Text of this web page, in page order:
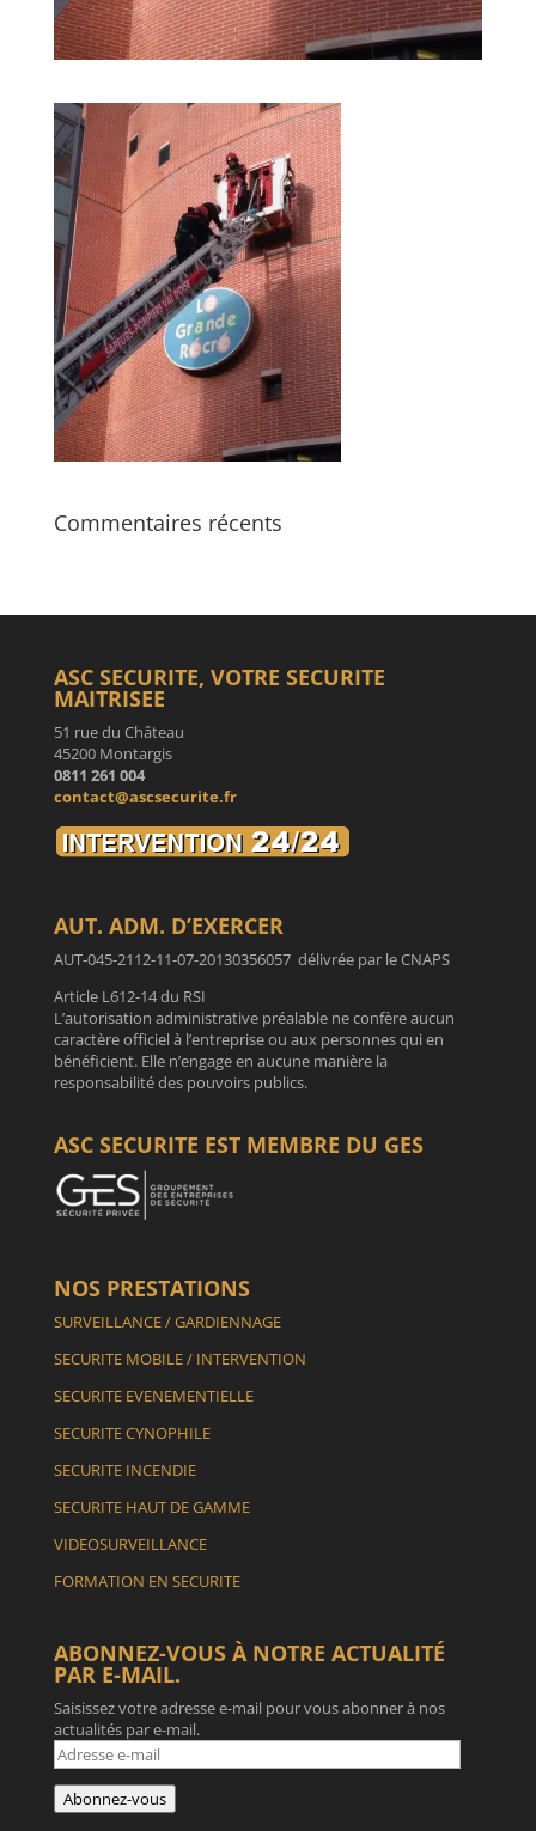
Commentaires récents
ASC SECURITE, VOTRE SECURITE
MAITRISEE
51 rue du Château
45200 Montargis
0811 261 004
contact@ascsecurite.fr
AUT. ADM. D’EXERCER
AUT-045-2112-11-07-20130356057 délivrée par le CNAPS
Article L612-14 du RSI
L’autorisation administrative préalable ne confère aucun
caractère officiel à l’entreprise ou aux personnes qui en
bénéficient. Elle n’engage en aucune manière la
responsabilité des pouvoirs publics.
ASC SECURITE EST MEMBRE DU GES
NOS PRESTATIONS
SURVEILLANCE / GARDIENNAGE
SECURITE MOBILE / INTERVENTION
SECURITE EVENEMENTIELLE
SECURITE CYNOPHILE
SECURITE INCENDIE
SECURITE HAUT DE GAMME
VIDEOSURVEILLANCE
FORMATION EN SECURITE
ABONNEZ-VOUS À NOTRE ACTUALITÉ
PAR E-MAIL.
Saisissez votre adresse e-mail pour vous abonner à nos
actualités par e-mail.
Adresse
e-
mail
Abonnez-vous